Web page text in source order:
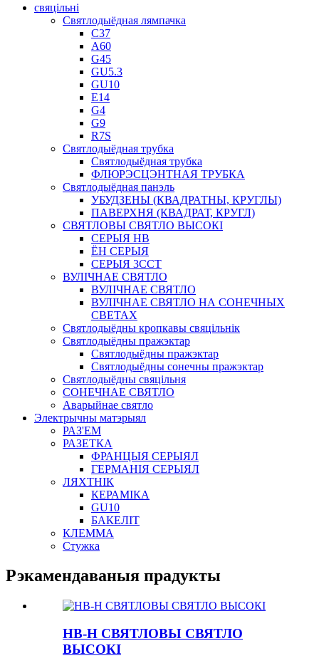
свяцільні
Святлодыёдная лямпачка
C37
A60
G45
GU5.3
GU10
E14
G4
G9
R7S
Святлодыёдная трубка
Святлодыёдная трубка
ФЛЮРЭСЦЭНТНАЯ ТРУБКА
Святлодыёдная панэль
УБУДЗЕНЫ (КВАДРАТНЫ, КРУГЛЫ)
ПАВЕРХНЯ (КВАДРАТ, КРУГЛ)
СВЯТЛОВЫ СВЯТЛО ВЫСОКІ
СЕРЫЯ HB
ЁН СЕРЫЯ
СЕРЫЯ 3CCT
ВУЛІЧНАЕ СВЯТЛО
ВУЛІЧНАЕ СВЯТЛО
ВУЛІЧНАЕ СВЯТЛО НА СОНЕЧНЫХ
СВЕТАХ
Святлодыёдны кропкавы свяцільнік
Святлодыёдны пражэктар
Святлодыёдны пражэктар
Святлодыёдны сонечны пражэктар
Святлодыёдны свяцільня
СОНЕЧНАЕ СВЯТЛО
Аварыйнае святло
Электрычны матэрыял
РАЗ'ЕМ
РАЗЕТКА
ФРАНЦЫЯ СЕРЫЯЛ
ГЕРМАНІЯ СЕРЫЯЛ
ЛЯХТНІК
КЕРАМІКА
GU10
БАКЕЛІТ
КЛЕММА
Стужка
Рэкамендаваныя прадукты
HB-H СВЯТЛОВЫ СВЯТЛО
ВЫСОКІ